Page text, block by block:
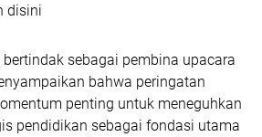
disini
sebagai pembina upacara
bahwa peringatan
penting untuk meneguhkan
pendidikan sebagai fondasi utama